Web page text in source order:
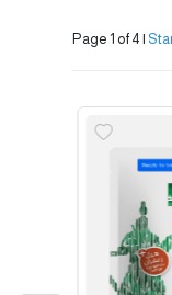
Page 1 of 4 |